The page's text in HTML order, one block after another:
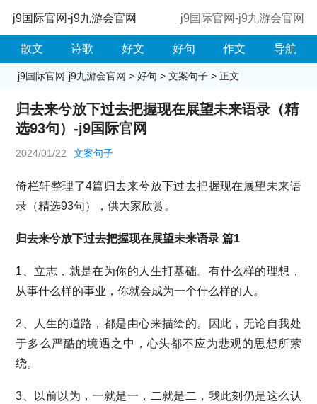
j9国际官网-j9九游会官网 j9国际官网-j9九游会官网
散文 诗歌 好文 好句 作文 导航
j9国际官网-j9九游会官网 > 好句 > 文案句子> 正文
归去来兮放下过去把握现在展望未来语录（精
选93句）-j9国际官网
2024/01/22 文案句子
倚栏轩整理了4篇归去来兮放下过去把握现在展望未来语
录（精选93句），供大家欣赏。
归去来兮放下过去把握现在展望未来语录 篇1
1、立志，就是在为你的人生打基础。有什么样的理想，
从事什么样的事业，你就会成为一个什么样的人。
2、人生的道路，都是由心来描绘的。因此，无论自我处
于多么严酷的境遇之中，心头都不应为悲观的思想所萦
绕。
3、以前以为，一就是一，二就是二，我此刻仍是这么认